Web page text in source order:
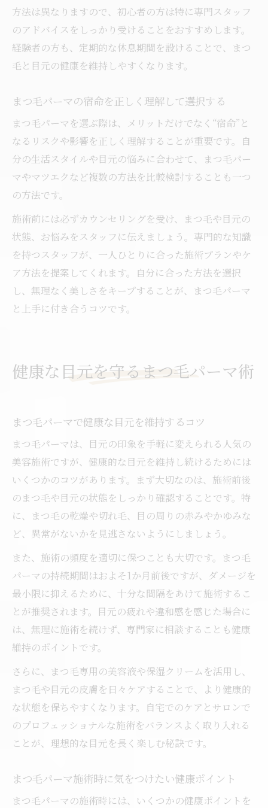
方法は異なりますので、初心者の方は特に専門スタッフ
のアドバイスをしっかり受けることをおすすめします。
経験者の方も、定期的な休息期間を設けることで、まつ
毛と目元の健康を維持しやすくなります。
まつ毛パーマの宿命を正しく理解して選択する
まつ毛パーマを選ぶ際は、メリットだけでなく“宿命”と
なるリスクや影響を正しく理解することが重要です。自
分の生活スタイルや目元の悩みに合わせて、まつ毛パー
マやマツエクなど複数の方法を比較検討することも一つ
の方法です。
施術前には必ずカウンセリングを受け、まつ毛や目元の
状態、お悩みをスタッフに伝えましょう。専門的な知識
を持つスタッフが、一人ひとりに合った施術プランやケ
ア方法を提案してくれます。自分に合った方法を選択
し、無理なく美しさをキープすることが、まつ毛パーマ
と上手に付き合うコツです。
健康な目元を守るまつ毛パーマ術
まつ毛パーマで健康な目元を維持するコツ
まつ毛パーマは、目元の印象を手軽に変えられる人気の
美容施術ですが、健康的な目元を維持し続けるためには
いくつかのコツがあります。まず大切なのは、施術前後
のまつ毛や目元の状態をしっかり確認することです。特
に、まつ毛の乾燥や切れ毛、目の周りの赤みやかゆみな
ど、異常がないかを見逃さないようにしましょう。
また、施術の頻度を適切に保つことも大切です。まつ毛
パーマの持続期間はおよそ1か月前後ですが、ダメージを
最小限に抑えるために、十分な間隔をあけて施術するこ
とが推奨されます。目元の疲れや違和感を感じた場合に
は、無理に施術を続けず、専門家に相談することも健康
維持のポイントです。
さらに、まつ毛専用の美容液や保湿クリームを活用し、
まつ毛や目元の皮膚を日々ケアすることで、より健康的
な状態を保ちやすくなります。自宅でのケアとサロンで
のプロフェッショナルな施術をバランスよく取り入れる
ことが、理想的な目元を長く楽しむ秘訣です。
まつ毛パーマ施術時に気をつけたい健康ポイント
まつ毛パーマの施術時には、いくつかの健康ポイントを